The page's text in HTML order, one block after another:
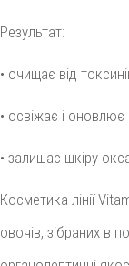
Результат:
• очищає від
• освіжає і оновлює
• залишає шкіру
Косметика лінії
овочів, зібраних в